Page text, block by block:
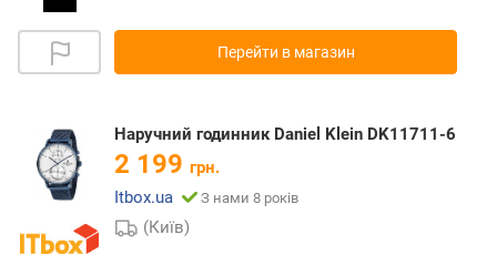
Перейти в магазин
Наручний годинник Daniel Klein DK11711-6
2 199 грн.
Itbox.ua
З нами 8 років
(Київ)